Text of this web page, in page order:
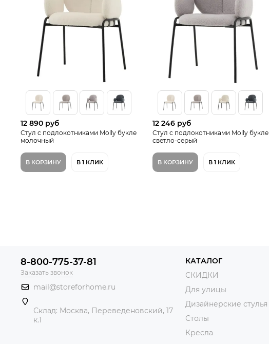
12 890 руб
Стул с подлокотниками Molly букле
молочный
В КОРЗИНУ В 1 КЛИК
12 246 руб
Стул с подлокотниками Molly букле
светло-серый
В КОРЗИНУ В 1 КЛИК
8-800-775-37-81
Заказать звонок
mail@storeforhome.ru
Склад: Москва, Переведеновский, 17
к.1
КАТАЛОГ
СКИДКИ
Для улицы
Дизайнерские стулья
Столы
Кресла